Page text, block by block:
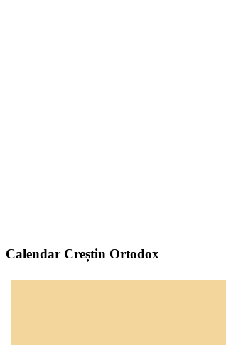
Calendar Creștin Ortodox